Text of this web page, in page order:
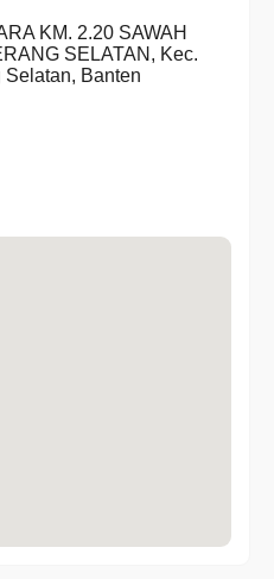
KM. 2.20 SAWAH
SELATAN, Kec.
Selatan, Banten